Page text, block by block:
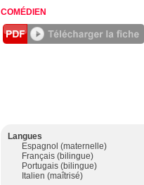
COMÉDIEN
Langues
Espagnol (maternelle)
Français (bilingue)
Portugais (bilingue)
Italien (maîtrisé)